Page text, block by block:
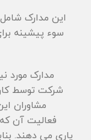
این مدارک
سوء پیشینه
مدارک مورد
شرکت توسط
مشاوران
فعالیت آن
یاری می‌ دهند.